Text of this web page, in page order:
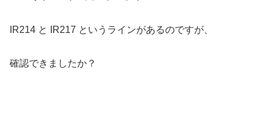
IR214 と IR217 というラインがあるのですが、
確認できましたか？